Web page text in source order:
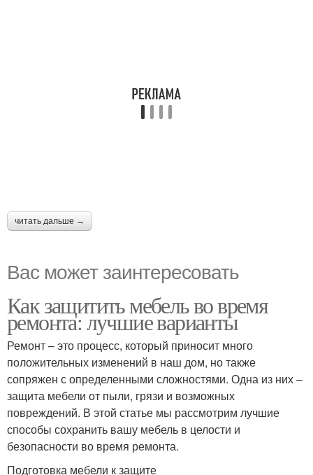
читать дальше →
Вас может заинтересовать
Как защитить мебель во время
ремонта: лучшие варианты
Ремонт – это процесс, который приносит много
положительных изменений в наш дом, но также
сопряжен с определенными сложностями. Одна из них –
защита мебели от пыли, грязи и возможных
повреждений. В этой статье мы рассмотрим лучшие
способы сохранить вашу мебель в целости и
безопасности во время ремонта.
Подготовка мебели к защите